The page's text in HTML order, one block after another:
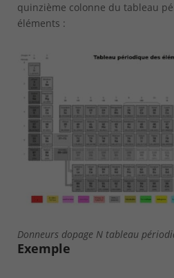
quinzième colonne du tableau
éléments :
Donneurs dopage N tableau
Exemple